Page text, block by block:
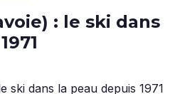
: le ski dans